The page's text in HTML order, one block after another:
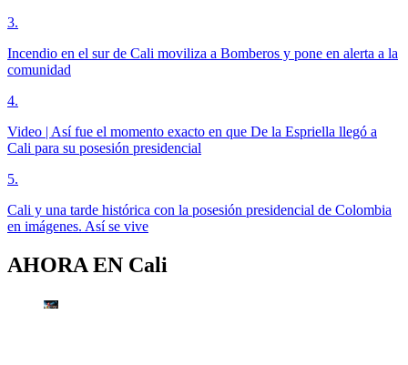
3.
Incendio en el sur de Cali moviliza a Bomberos y pone en alerta a la
comunidad
4.
Video | Así fue el momento exacto en que De la Espriella llegó a
Cali para su posesión presidencial
5.
Cali y una tarde histórica con la posesión presidencial de Colombia
en imágenes. Así se vive
AHORA EN Cali